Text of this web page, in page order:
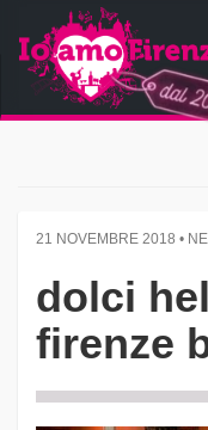
21 NOVEMBRE 2018 •
dolci
firenze